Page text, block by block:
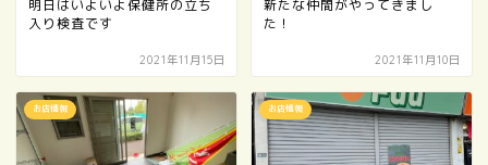
明日はいよいよ保健所の立ち
入り検査です
2021年11月15日
新たな仲間がやってきまし
た！
2021年11月10日
お店情報 お店情報